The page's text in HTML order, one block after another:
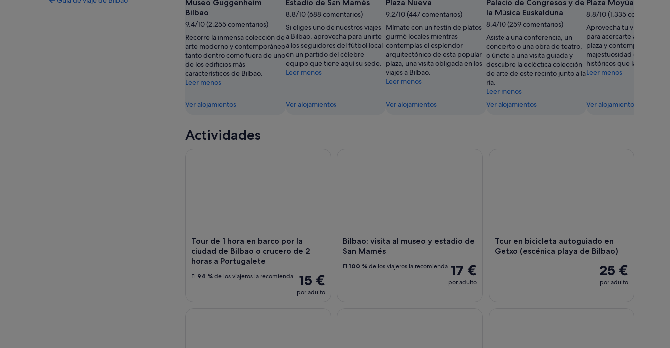
Museo Guggenheim
Bilbao
9.4/10 (2.255 comentarios)
Recorre la inmensa colección de
arte moderno y contemporáneo
tanto dentro como fuera de uno
de los edificios más
característicos de Bilbao.
Leer menos
Ver alojamientos
Estadio de San Mamés
8.8/10 (688 comentarios)
Si eliges uno de nuestros viajes
a Bilbao, aprovecha para unirte
a los seguidores del fútbol local
en un partido del célebre
equipo que tiene aquí su sede.
Leer menos
Ver alojamientos
Plaza Nueva
9.2/10 (447 comentarios)
Mímate con un festín de platos
gurmé locales mientras
contemplas el esplendor
arquitectónico de esta popular
plaza, una visita obligada en los
viajes a Bilbao.
Leer menos
Ver alojamientos
Palacio de Congresos y de
la Música Euskalduna
8.4/10 (259 comentarios)
Asiste a una conferencia, un
concierto o una obra de teatro,
o únete a una visita guiada y
descubre la ecléctica colección
de arte de este recinto junto a la
ría.
Leer menos
Ver alojamientos
Plaza Moyúa
8.8/10 (1.335 comentarios)
Aprovecha tu visita a la
para acercarte a esta
plaza y contemplar la
majestuosidad de los
históricos que la rodean.
Leer menos
Ver alojamientos
Actividades
Tour de 1 hora en barco por la
ciudad de Bilbao o crucero de 2
horas a Portugalete
15 €
por adulto
El 94 % de los viajeros la recomienda
Bilbao: visita al museo y estadio de
San Mamés
17 €
por adulto
El 100 % de los viajeros la recomienda
Tour en bicicleta autoguiado en
Getxo (escénica playa de Bilbao)
25 €
por adulto